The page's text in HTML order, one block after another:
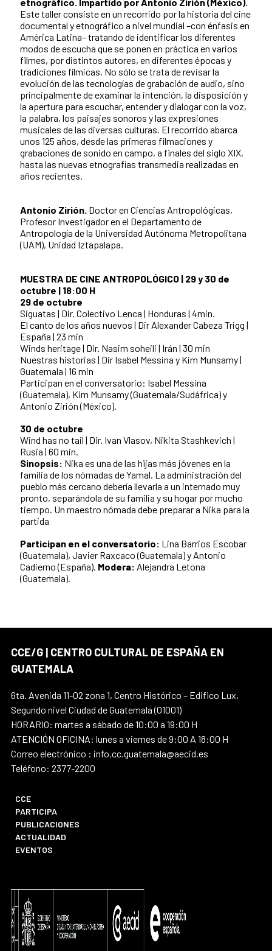
Este taller consiste en un recorrido por la historia del cine
documental y etnográfico a nivel mundial –con énfasis en
América Latina– tratando de identificar los diferentes
modos de escucha que se ponen en práctica en varios
filmes, por distintos autores, en diferentes épocas y
tradiciones fílmicas. No sólo se trata de revisar la
evolución de las tecnologías de grabación de audio, sino
principalmente de examinar la intención, la disposición y
la apertura para escuchar, entender y dialogar con la voz,
la palabra, los paisajes sonoros y las expresiones
musicales de las diversas culturas. El recorrido abarca
unos 125 años, desde las primeras filmaciones y
grabaciones de sonido en campo, a finales del siglo XIX,
hasta las nuevas etnografías transmedia realizadas en
años recientes.
Antonio Zirión. Doctor en Ciencias Antropológicas,
Profesor Investigador en el Departamento de
Antropología de la Universidad Autónoma Metropolitana
(UAM), Unidad Iztapalapa.
MUESTRA DE CINE ANTROPOLÓGICO | 29 y 30 de
octubre | 18:00 H
29 de octubre
Siguatas | Dir. Colectivo Lenca | Honduras | 4min.
El canto de los años nuevos | Dir Alexander Cabeza Trigg |
España | 23 min
Winds heritage | Dir. Nasim soheili | Irán | 30 min
Nuestras historias | Dir Isabel Messina y Kim Munsamy |
Guatemala | 16 min
Participan en el conversatorio: Isabel Messina
(Guatemala), Kim Munsamy (Guatemala/Sudáfrica) y
Antonio Zirión (México).
30 de octubre
Wind has no tail | Dir. Ivan Vlasov, Nikita Stashkevich |
Rusia | 60 min.
Sinopsis: Nika es una de las hijas más jóvenes en la
familia de los nómadas de Yamal. La administración del
pueblo más cercano debería llevarla a un internado muy
pronto, separándola de su familia y su hogar por mucho
tiempo. Un maestro nómada debe preparar a Nika para la
partida
Participan en el conversatorio: Lina Barrios Escobar
(Guatemala), Javier Raxcaco (Guatemala) y Antonio
Cadierno (España). Modera: Alejandra Letona
(Guatemala).
CCE/G | CENTRO CULTURAL DE ESPAÑA EN
GUATEMALA
6ta. Avenida 11-02 zona 1, Centro Histórico – Edifico Lux,
Segundo nivel Ciudad de Guatemala (01001)
HORARIO: martes a sábado de 10:00 a 19:00 H
ATENCIÓN OFICINA: lunes a viernes de 9:00 A 18:00 H
Correo electrónico : info.cc.guatemala@aecid.es
Teléfono: 2377-2200
CCE
PARTICIPA
PUBLICACIONES
ACTUALIDAD
EVENTOS